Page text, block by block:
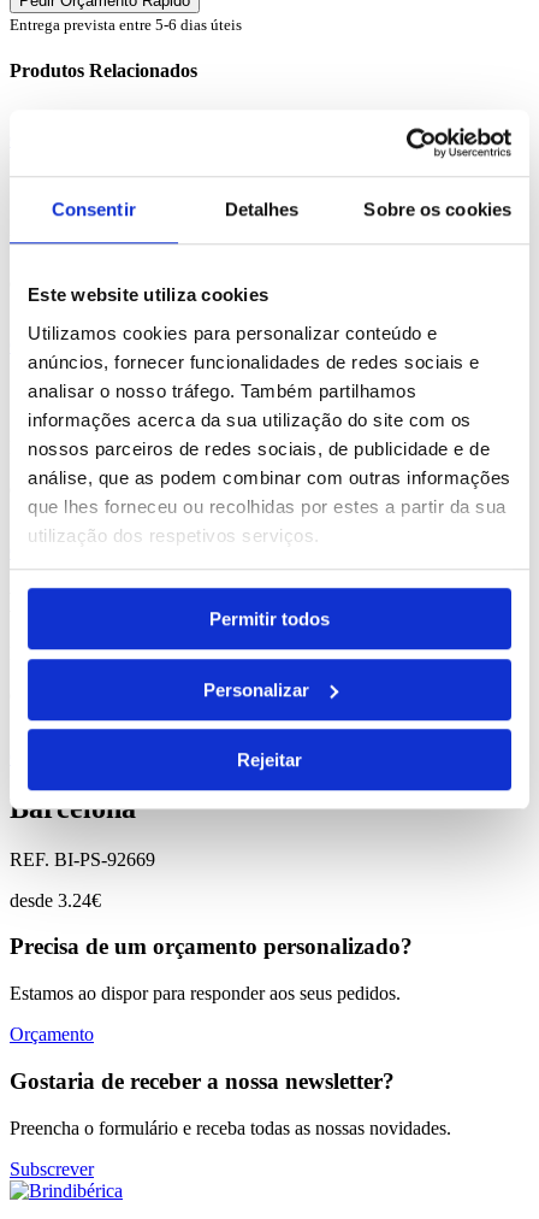
Consentir Detalhes Sobre os cookies
Este website utiliza cookies
Utilizamos cookies para personalizar conteúdo e
anúncios, fornecer funcionalidades de redes sociais e
analisar o nosso tráfego. Também partilhamos
informações acerca da sua utilização do site com os
nossos parceiros de redes sociais, de publicidade e de
análise, que as podem combinar com outras informações
que lhes forneceu ou recolhidas por estes a partir da sua
utilização dos respetivos serviços.
Permitir todos
Personalizar
Rejeitar
Entrega prevista entre 5-6 dias úteis
Produtos Relacionados
REF. BI-PS-92280
Comprar
Graphs Bpack
REF. BI-PS-92668
desde 16.46€
Lunar
REF. BI-PS-92164
Barcelona
REF. BI-PS-92669
desde 3.24€
Precisa de um orçamento personalizado?
Estamos ao dispor para responder aos seus pedidos.
Orçamento
Gostaria de receber a nossa newsletter?
Preencha o formulário e receba todas as nossas novidades.
Subscrever